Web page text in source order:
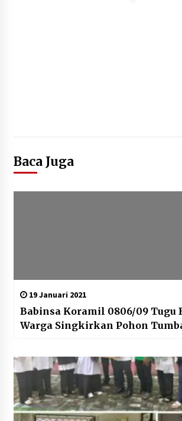
Baca Juga
19 Januari 2021
Babinsa Koramil 0806/09 Tugu
Warga Singkirkan Pohon